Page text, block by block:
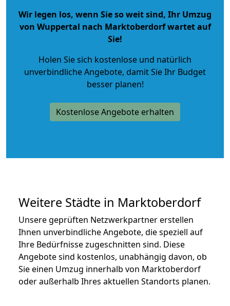
Wir legen los, wenn Sie so weit sind, Ihr Umzug
von Wuppertal nach Marktoberdorf wartet auf
Sie!
Holen Sie sich kostenlose und natürlich
unverbindliche Angebote, damit Sie Ihr Budget
besser planen!
Kostenlose Angebote erhalten
Weitere Städte in Marktoberdorf
Unsere geprüften Netzwerkpartner erstellen
Ihnen unverbindliche Angebote, die speziell auf
Ihre Bedürfnisse zugeschnitten sind. Diese
Angebote sind kostenlos, unabhängig davon, ob
Sie einen Umzug innerhalb von Marktoberdorf
oder außerhalb Ihres aktuellen Standorts planen.